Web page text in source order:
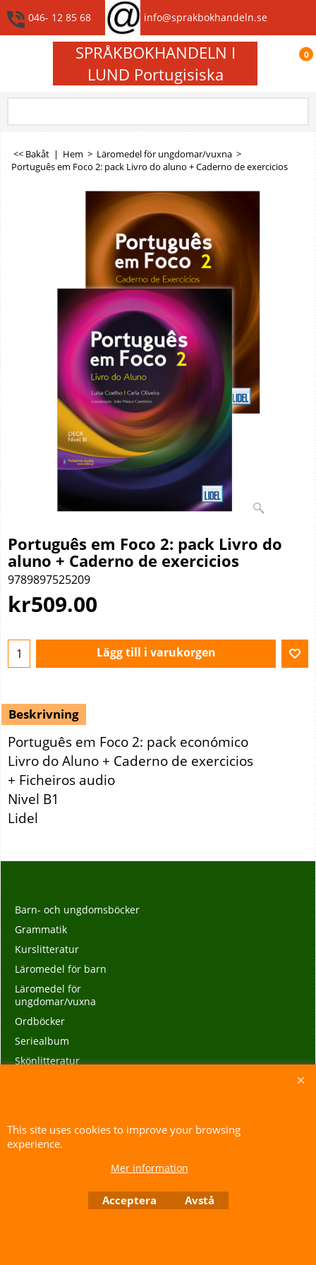
046- 12 85 68 info@sprakbokhandeln.se
SPRÅKBOKHANDELN I
LUND Portugisiska
0
<< Bakåt | Hem > Läromedel för ungdomar/vuxna >
Português em Foco 2: pack Livro do aluno + Caderno de exercicios
Português em Foco 2: pack Livro do
aluno + Caderno de exercicios
9789897525209
kr509.00
Lägg till i varukorgen
Beskrivning
Português em Foco 2: pack económico
Livro do Aluno + Caderno de exercicios
+ Ficheiros audio
Nivel B1
Lidel
Barn- och ungdomsböcker
Grammatik
Kurslitteratur
Läromedel för barn
Läromedel för
ungdomar/vuxna
Ordböcker
Seriealbum
Skönlitteratur
This site uses cookies to improve your browsing
experience.
Mer information
Acceptera Avstå